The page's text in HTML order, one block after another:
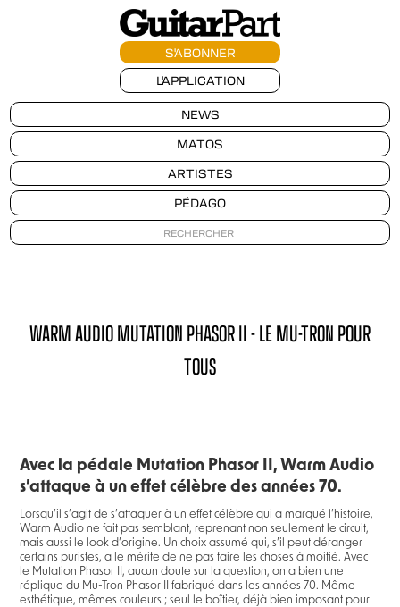
S'ABONNER
L'APPLICATION
NEWS
MATOS
ARTISTES
PÉDAGO
WARM AUDIO MUTATION PHASOR II - LE MU-TRON POUR
TOUS
Avec la pédale Mutation Phasor II, Warm Audio
s’attaque à un effet célèbre des années 70.
Lorsqu’il s’agit de s’attaquer à un effet célèbre qui a marqué l’histoire,
Warm Audio ne fait pas semblant, reprenant non seulement le circuit,
mais aussi le look d’origine. Un choix assumé qui, s’il peut déranger
certains puristes, a le mérite de ne pas faire les choses à moitié. Avec
le Mutation Phasor II, aucun doute sur la question, on a bien une
réplique du Mu-Tron Phasor II fabriqué dans les années 70. Même
esthétique, mêmes couleurs ; seul le boîtier, déjà bien imposant pour